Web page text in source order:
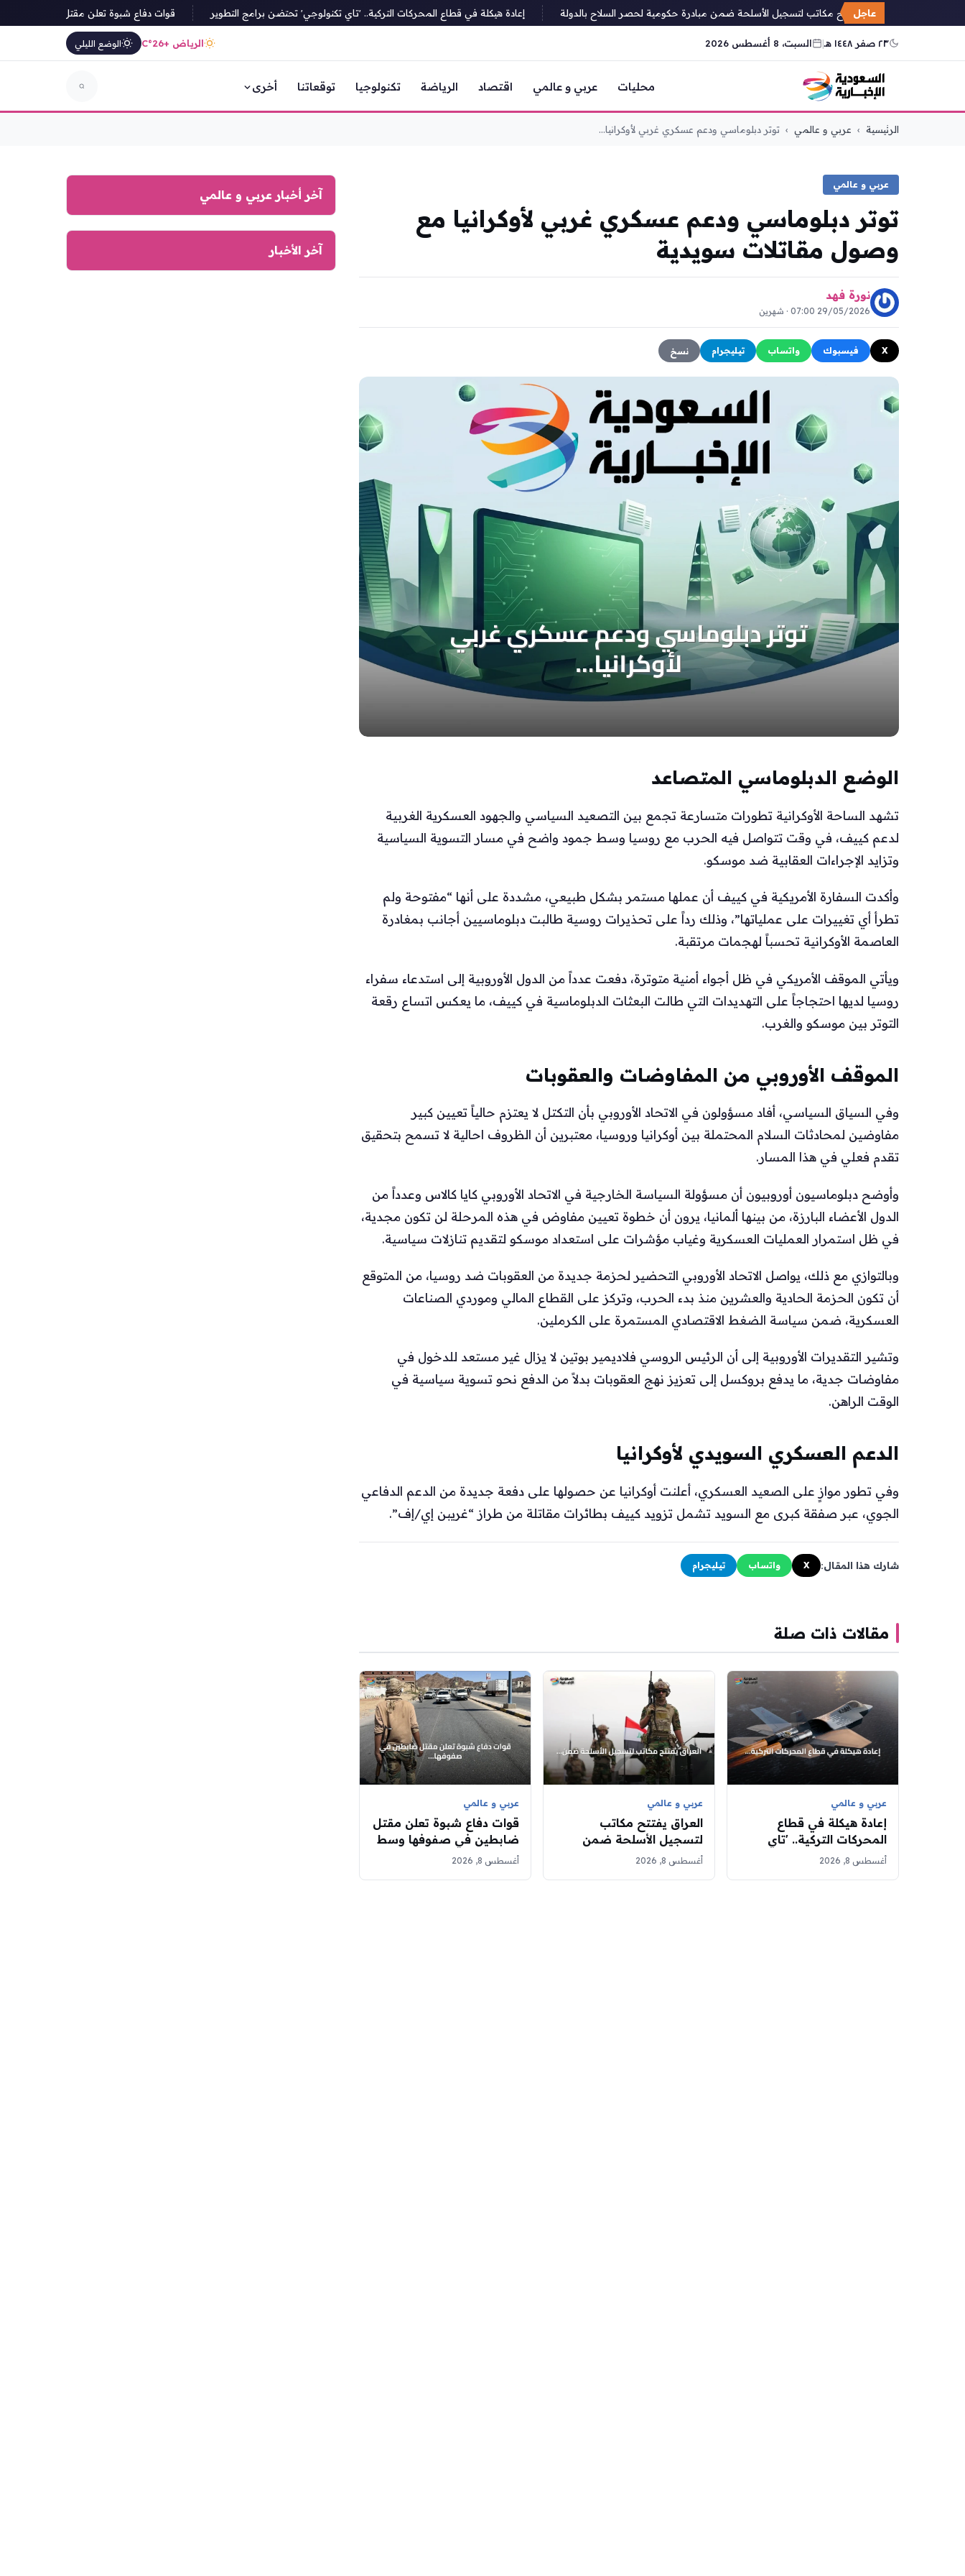
عاجل
العراق يفتتح مكاتب لتسجيل الأسلحة ضمن مبادرة حكومية لحصر السلاح بالدولة إعادة هيكلة في قطاع المحركات التركية.. 'تاي تكنولوجي' تحتضن برامج التطوير قوات دفاع شبوة تعلن مقتل ضابطين في
٢٣ صفر ١٤٤٨ هـ | السبت، 8 أغسطس 2026 الرياض +26°C الوضع الليلي
محليات عربي و عالمي اقتصاد الرياضة تكنولوجيا توقعاتنا أخرى
الرئيسية › عربي و عالمي › توتر دبلوماسي ودعم عسكري غربي لأوكرانيا...
عربي و عالمي
توتر دبلوماسي ودعم عسكري غربي لأوكرانيا مع
وصول مقاتلات سويدية
نورة فهد
29/05/2026 07:00 · شهرين
X فيسبوك واتساب تيليجرام نسخ
الوضع الدبلوماسي المتصاعد
تشهد الساحة الأوكرانية تطورات متسارعة تجمع بين التصعيد السياسي والجهود العسكرية الغربية
لدعم كييف، في وقت تتواصل فيه الحرب مع روسيا وسط جمود واضح في مسار التسوية السياسية
وتزايد الإجراءات العقابية ضد موسكو.
وأكدت السفارة الأمريكية في كييف أن عملها مستمر بشكل طبيعي، مشددة على أنها “مفتوحة ولم
تطرأ أي تغييرات على عملياتها”، وذلك رداً على تحذيرات روسية طالبت دبلوماسيين أجانب بمغادرة
العاصمة الأوكرانية تحسباً لهجمات مرتقبة.
ويأتي الموقف الأمريكي في ظل أجواء أمنية متوترة، دفعت عدداً من الدول الأوروبية إلى استدعاء سفراء
روسيا لديها احتجاجاً على التهديدات التي طالت البعثات الدبلوماسية في كييف، ما يعكس اتساع رقعة
التوتر بين موسكو والغرب.
الموقف الأوروبي من المفاوضات والعقوبات
وفي السياق السياسي، أفاد مسؤولون في الاتحاد الأوروبي بأن التكتل لا يعتزم حالياً تعيين كبير
مفاوضين لمحادثات السلام المحتملة بين أوكرانيا وروسيا، معتبرين أن الظروف احالية لا تسمح بتحقيق
تقدم فعلي في هذا المسار.
وأوضح دبلوماسيون أوروبيون أن مسؤولة السياسة الخارجية في الاتحاد الأوروبي كايا كالاس وعدداً من
الدول الأعضاء البارزة، من بينها ألمانيا، يرون أن خطوة تعيين مفاوض في هذه المرحلة لن تكون مجدية،
في ظل استمرار العمليات العسكرية وغياب مؤشرات على استعداد موسكو لتقديم تنازلات سياسية.
وبالتوازي مع ذلك، يواصل الاتحاد الأوروبي التحضير لحزمة جديدة من العقوبات ضد روسيا، من المتوقع
أن تكون الحزمة الحادية والعشرين منذ بدء الحرب، وتركز على القطاع المالي وموردي الصناعات
العسكرية، ضمن سياسة الضغط الاقتصادي المستمرة على الكرملين.
وتشير التقديرات الأوروبية إلى أن الرئيس الروسي فلاديمير بوتين لا يزال غير مستعد للدخول في
مفاوضات جدية، ما يدفع بروكسل إلى تعزيز نهج العقوبات بدلاً من الدفع نحو تسوية سياسية في
الوقت الراهن.
الدعم العسكري السويدي لأوكرانيا
وفي تطور موازٍ على الصعيد العسكري، أعلنت أوكرانيا عن حصولها على دفعة جديدة من الدعم الدفاعي
الجوي، عبر صفقة كبرى مع السويد تشمل تزويد كييف بطائرات مقاتلة من طراز “غريبن إي/إف”.
شارك هذا المقال: X واتساب تيليجرام
مقالات ذات صلة
عربي و عالمي
إعادة هيكلة في قطاع
المحركات التركية.. 'تاي
تكنولوجي' تحتضن برامج
أغسطس 8, 2026
عربي و عالمي
العراق يفتتح مكاتب
لتسجيل الأسلحة ضمن
مبادرة حكومية لحصر
أغسطس 8, 2026
عربي و عالمي
قوات دفاع شبوة تعلن مقتل
ضابطين في صفوفها وسط
توتر مع الحوثيين
أغسطس 8, 2026
آخر أخبار عربي و عالمي
آخر الأخبار